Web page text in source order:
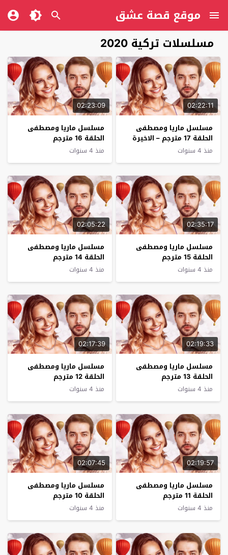
موقع قصة عشق
مسلسلات تركية 2020
02:22:11
مسلسل ماريا ومصطفى
الحلقة 17 مترجم – الاخيرة
منذ 4 سنوات
02:23:09
مسلسل ماريا ومصطفى
الحلقة 16 مترجم
منذ 4 سنوات
02:35:17
مسلسل ماريا ومصطفى
الحلقة 15 مترجم
منذ 4 سنوات
02:05:22
مسلسل ماريا ومصطفى
الحلقة 14 مترجم
منذ 4 سنوات
02:19:33
مسلسل ماريا ومصطفى
الحلقة 13 مترجم
منذ 4 سنوات
02:17:39
مسلسل ماريا ومصطفى
الحلقة 12 مترجم
منذ 4 سنوات
02:19:57
مسلسل ماريا ومصطفى
الحلقة 11 مترجم
منذ 4 سنوات
02:07:45
مسلسل ماريا ومصطفى
الحلقة 10 مترجم
منذ 4 سنوات